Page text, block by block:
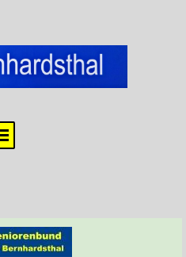
Menü überspringen